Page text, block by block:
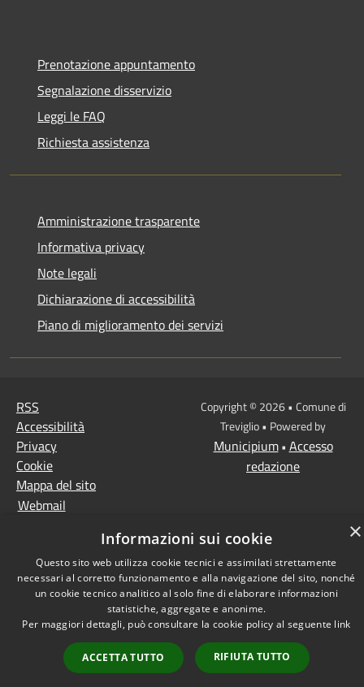
Prenotazione appuntamento
Segnalazione disservizio
Leggi le FAQ
Richiesta assistenza
Amministrazione trasparente
Informativa privacy
Note legali
Dichiarazione di accessibilità
Piano di miglioramento dei servizi
RSS
Accessibilità
Privacy
Cookie
Mappa del sito
Webmail
Copyright © 2026 • Comune di
Treviglio • Powered by
Municipium• Accesso
redazione
×
Informazioni sui cookie
Questo sito web utilizza cookie tecnici e assimilati strettamente
necessari al corretto funzionamento e alla navigazione del sito, nonché
un cookie tecnico analitico al solo fine di elaborare informazioni
statistiche, aggregate e anonime.
Per maggiori dettagli, può consultare la cookie policy al seguente link
ACCETTA TUTTO RIFIUTA TUTTO